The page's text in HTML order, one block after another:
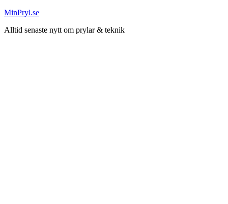
Hoppa
innehåll
MinPryl.se
Alltid senaste nytt om prylar & teknik